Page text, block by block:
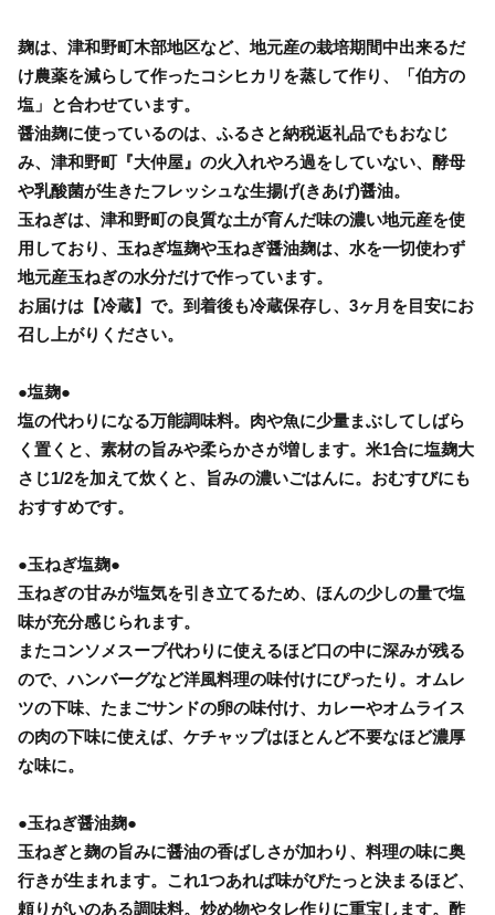
麹は、津和野町木部地区など、地元産の栽培期間中出来るだ
け農薬を減らして作ったコシヒカリを蒸して作り、「伯方の
塩」と合わせています。
醤油麹に使っているのは、ふるさと納税返礼品でもおなじ
み、津和野町『大仲屋』の火入れやろ過をしていない、酵母
や乳酸菌が生きたフレッシュな生揚げ(きあげ)醤油。
玉ねぎは、津和野町の良質な土が育んだ味の濃い地元産を使
用しており、玉ねぎ塩麹や玉ねぎ醤油麹は、水を一切使わず
地元産玉ねぎの水分だけで作っています。
お届けは【冷蔵】で。到着後も冷蔵保存し、3ヶ月を目安にお
召し上がりください。
●塩麹●
塩の代わりになる万能調味料。肉や魚に少量まぶしてしばら
く置くと、素材の旨みや柔らかさが増します。米1合に塩麹大
さじ1/2を加えて炊くと、旨みの濃いごはんに。おむすびにも
おすすめです。
●玉ねぎ塩麹●
玉ねぎの甘みが塩気を引き立てるため、ほんの少しの量で塩
味が充分感じられます。
またコンソメスープ代わりに使えるほど口の中に深みが残る
ので、ハンバーグなど洋風料理の味付けにぴったり。オムレ
ツの下味、たまごサンドの卵の味付け、カレーやオムライス
の肉の下味に使えば、ケチャップはほとんど不要なほど濃厚
な味に。
●玉ねぎ醤油麹●
玉ねぎと麹の旨みに醤油の香ばしさが加わり、料理の味に奥
行きが生まれます。これ1つあれば味がぴたっと決まるほど、
頼りがいのある調味料。炒め物やタレ作りに重宝します。酢